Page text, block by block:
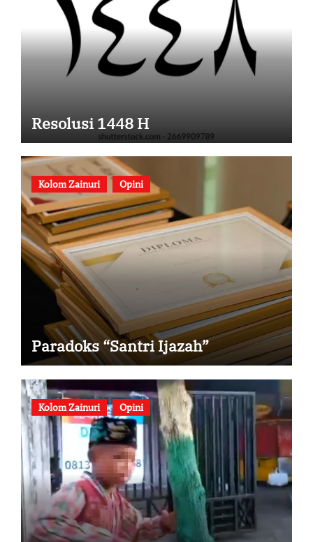
Resolusi 1448 H
Kolom Zainuri Opini
Paradoks “Santri Ijazah”
Kolom Zainuri Opini